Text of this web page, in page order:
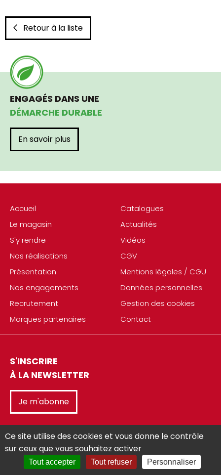
Retour à la liste
Accueil
Le magasin
S'y rendre
Nos réalisations
Présentation
Nos engagements
Recrutement
Marques partenaires
Catalogues
Actualités
Vidéos
CGV
Mentions légales / CGU
Données personnelles
Gestion des cookies
Contact
S'INSCRIRE
À LA NEWSLETTER
Je m'abonne
Réalisé avec
ENGAGÉS DANS UNE
DÉMARCHE DURABLE
En savoir plus
Ce site utilise des cookies et vous donne le contrôle
sur ceux que vous souhaitez activer
Tout accepter Tout refuser Personnaliser